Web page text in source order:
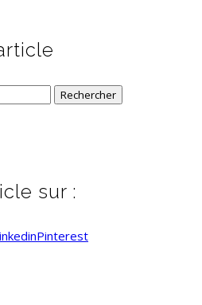
sur :
Pinterest